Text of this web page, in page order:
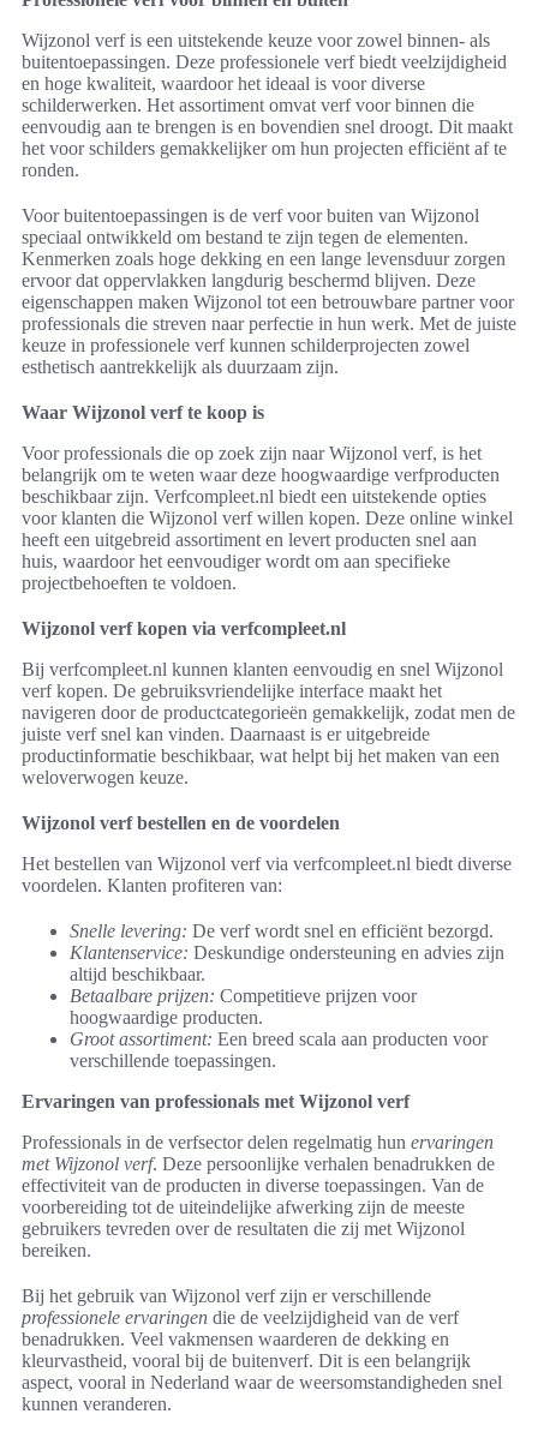
Wijzonol verf is een uitstekende keuze voor zowel binnen- als
buitentoepassingen. Deze professionele verf biedt veelzijdigheid
en hoge kwaliteit, waardoor het ideaal is voor diverse
schilderwerken. Het assortiment omvat verf voor binnen die
eenvoudig aan te brengen is en bovendien snel droogt. Dit maakt
het voor schilders gemakkelijker om hun projecten efficiënt af te
ronden.
Voor buitentoepassingen is de verf voor buiten van Wijzonol
speciaal ontwikkeld om bestand te zijn tegen de elementen.
Kenmerken zoals hoge dekking en een lange levensduur zorgen
ervoor dat oppervlakken langdurig beschermd blijven. Deze
eigenschappen maken Wijzonol tot een betrouwbare partner voor
professionals die streven naar perfectie in hun werk. Met de juiste
keuze in professionele verf kunnen schilderprojecten zowel
esthetisch aantrekkelijk als duurzaam zijn.
Waar Wijzonol verf te koop is
Voor professionals die op zoek zijn naar Wijzonol verf, is het
belangrijk om te weten waar deze hoogwaardige verfproducten
beschikbaar zijn. Verfcompleet.nl biedt een uitstekende opties
voor klanten die Wijzonol verf willen kopen. Deze online winkel
heeft een uitgebreid assortiment en levert producten snel aan
huis, waardoor het eenvoudiger wordt om aan specifieke
projectbehoeften te voldoen.
Wijzonol verf kopen via verfcompleet.nl
Bij verfcompleet.nl kunnen klanten eenvoudig en snel Wijzonol
verf kopen. De gebruiksvriendelijke interface maakt het
navigeren door de productcategorieën gemakkelijk, zodat men de
juiste verf snel kan vinden. Daarnaast is er uitgebreide
productinformatie beschikbaar, wat helpt bij het maken van een
weloverwogen keuze.
Wijzonol verf bestellen en de voordelen
Het bestellen van Wijzonol verf via verfcompleet.nl biedt diverse
voordelen. Klanten profiteren van:
Snelle levering: De verf wordt snel en efficiënt bezorgd.
Klantenservice: Deskundige ondersteuning en advies zijn
altijd beschikbaar.
Betaalbare prijzen: Competitieve prijzen voor
hoogwaardige producten.
Groot assortiment: Een breed scala aan producten voor
verschillende toepassingen.
Ervaringen van professionals met Wijzonol verf
Professionals in de verfsector delen regelmatig hun ervaringen
met Wijzonol verf. Deze persoonlijke verhalen benadrukken de
effectiviteit van de producten in diverse toepassingen. Van de
voorbereiding tot de uiteindelijke afwerking zijn de meeste
gebruikers tevreden over de resultaten die zij met Wijzonol
bereiken.
Bij het gebruik van Wijzonol verf zijn er verschillende
professionele ervaringen die de veelzijdigheid van de verf
benadrukken. Veel vakmensen waarderen de dekking en
kleurvastheid, vooral bij de buitenverf. Dit is een belangrijk
aspect, vooral in Nederland waar de weersomstandigheden snel
kunnen veranderen.